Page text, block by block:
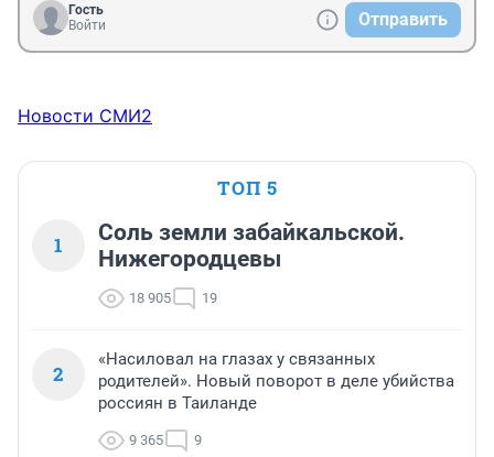
Гость
Войти
Отправить
Новости СМИ2
ТОП 5
1
Соль земли забайкальской.
Нижегородцевы
18 905 19
2
«Насиловал на глазах у связанных
родителей». Новый поворот в деле убийства
россиян в Таиланде
9 365 9